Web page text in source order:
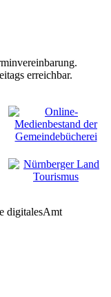
erreichbar.